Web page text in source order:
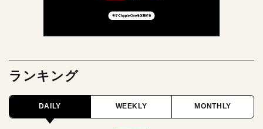
ランキング
DAILY WEEKLY MONTHLY